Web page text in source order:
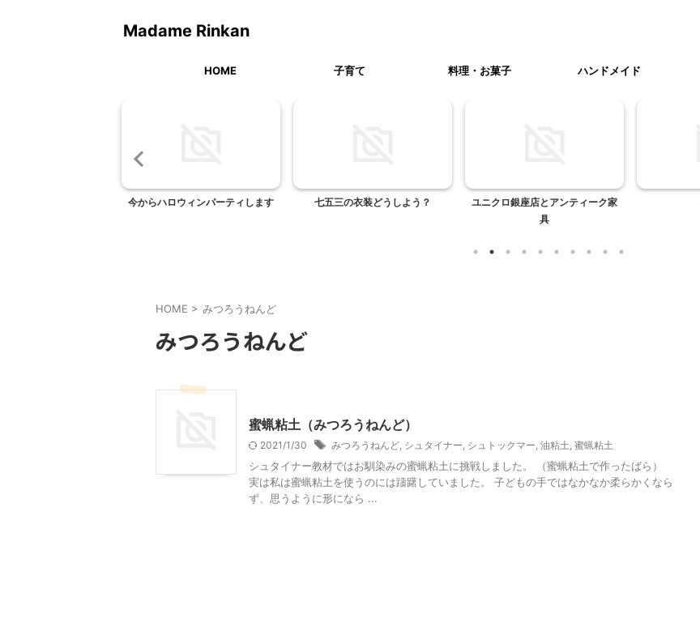
Madame Rinkan
HOME 子育て 料理・お菓子 ハンドメイド
今からハロウィンパーティします 七五三の衣装どうしよう？
ユニクロ銀座店とアンティーク家
具
HOME > みつろうねんど
みつろうねんど
蜜蝋粘土（みつろうねんど）
2021/1/30 みつろうねんど シュタイナー シュトックマー 油粘土 蜜蝋粘土
シュタイナー教材ではお馴染みの蜜蝋粘土に挑戦しました。 （蜜蝋粘土で作ったばら）
実は私は蜜蝋粘土を使うのには躊躇していました。 子どもの手ではなかなか柔らかくなら
ず、思うように形になら ...